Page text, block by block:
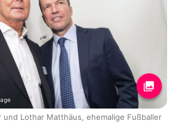
und Lothar Matthäus, ehemalige Fußballer